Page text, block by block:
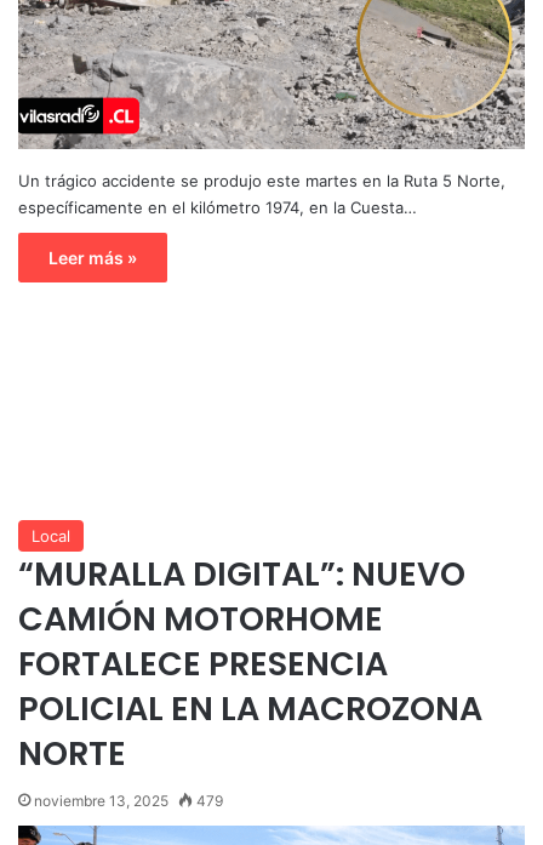
Un trágico accidente se produjo este martes en la Ruta 5 Norte,
específicamente en el kilómetro 1974, en la Cuesta…
Leer más »
Local
“MURALLA DIGITAL”: NUEVO
CAMIÓN MOTORHOME
FORTALECE PRESENCIA
POLICIAL EN LA MACROZONA
NORTE
noviembre 13, 2025 479